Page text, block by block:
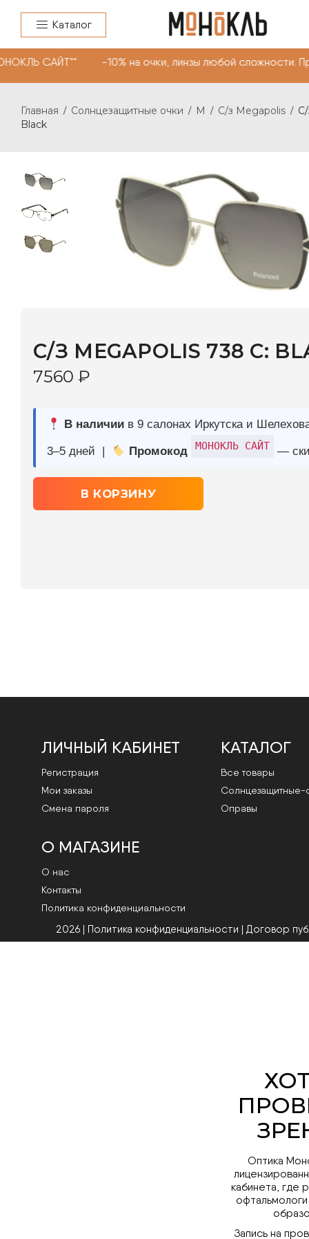
Каталог
САЙТ"" -10% на очки, линзы любой
Главная / Солнцезащитные очки / M / C/з Megapolis /
Black
C/З MEGAPOLIS 738 С: BLACK
В наличиив 9 салонах Иркутска и Шелехова |
3–5 дней |
ЛИЧНЫЙ КАБИНЕТ
Регистрация
Мои заказы
Смена пароля
КАТАЛОГ
Все товары
Cолнцезащитные-
Оправы
О МАГАЗИНЕ
О нас
Контакты
Политика конфиденциальности
2026 | Политика конфиденциальности | Договор
Оптика
кабинета, где
Запись на